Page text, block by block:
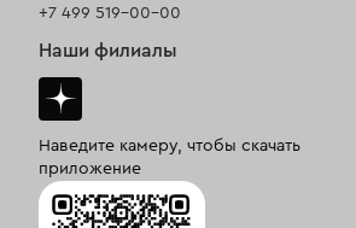
+7 499 519-00-00
Наши филиалы
Наведите камеру, чтобы скачать
приложение